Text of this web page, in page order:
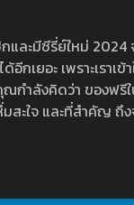
และมีซีรี่ย์ใหม่
ด้อีกเยอะ เพราะเร
กำลังคิดว่า ของฟ
มสะใจ และที่สำคัญ